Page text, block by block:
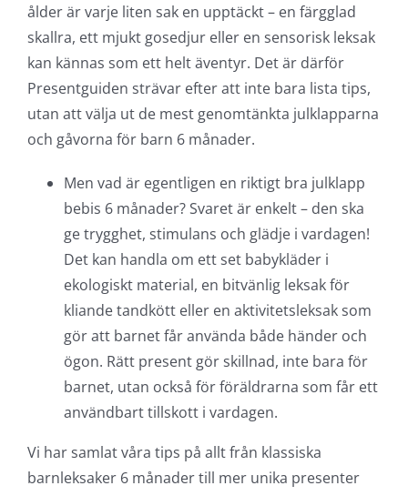
ålder är varje liten sak en upptäckt – en färgglad
skallra, ett mjukt gosedjur eller en sensorisk leksak
kan kännas som ett helt äventyr. Det är därför
Presentguiden strävar efter att inte bara lista tips,
utan att välja ut de mest genomtänkta julklapparna
och gåvorna för barn 6 månader.
Men vad är egentligen en riktigt bra julklapp
bebis 6 månader? Svaret är enkelt – den ska
ge trygghet, stimulans och glädje i vardagen!
Det kan handla om ett set babykläder i
ekologiskt material, en bitvänlig leksak för
kliande tandkött eller en aktivitetsleksak som
gör att barnet får använda både händer och
ögon. Rätt present gör skillnad, inte bara för
barnet, utan också för föräldrarna som får ett
användbart tillskott i vardagen.
Vi har samlat våra tips på allt från klassiska
barnleksaker 6 månader till mer unika presenter